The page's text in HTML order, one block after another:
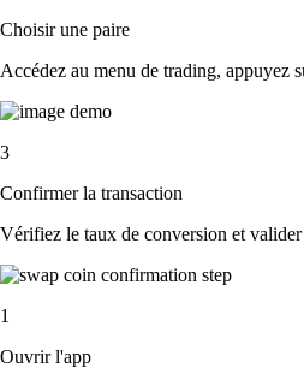
Choisir une paire
Accédez au menu de trading, appuyez
3
Confirmer la transaction
Vérifiez le taux de conversion et
1
Ouvrir l'app